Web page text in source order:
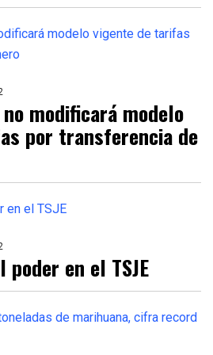
modificará modelo
por transferencia de
en el TSJE